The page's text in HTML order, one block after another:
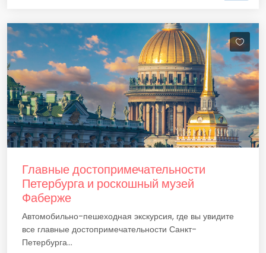
Главные достопримечательности
Петербурга и роскошный музей
Фаберже
Автомобильно-пешеходная экскурсия, где вы увидите
все главные достопримечательности Санкт-
Петербурга...